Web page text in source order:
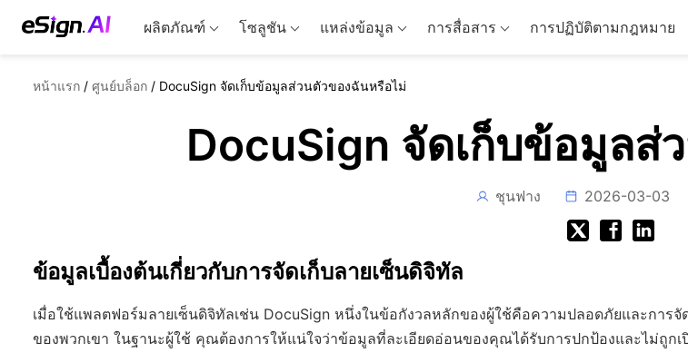
ผลิตภัณฑ์ โซลูชัน แหล่งข้อมูล การสื่อสาร การปฏิบัติตามกฎหมาย
หน้าแรก / ศูนย์บล็อก / DocuSign จัดเก็บข้อมูลส่วนตัวของฉันหรือไม่
DocuSign จัดเก็บข้อมูลส่
ชุนฟาง 2026-03-03
ข้อมูลเบื้องต้นเกี่ยวกับการจัดเก็บลายเซ็นดิจิทัล
เมื่อใช้แพลตฟอร์มลายเซ็นดิจิทัลเช่น DocuSign หนึ่งในข้อกังวลหลักของผู้ใช้คือความปลอดภัยและการจั
ของพวกเขา ในฐานะผู้ใช้ คุณต้องการให้แน่ใจว่าข้อมูลที่ละเอียดอ่อนของคุณได้รับการปกป้องและไม่ถูกเ